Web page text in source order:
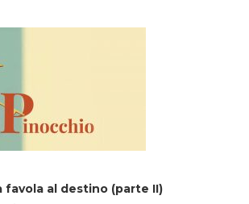
favola al destino (parte II)